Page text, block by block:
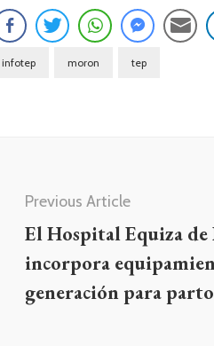
infotep moron tep
entradas
Previous Article
El Hospital Equiza de
incorpora
generación para